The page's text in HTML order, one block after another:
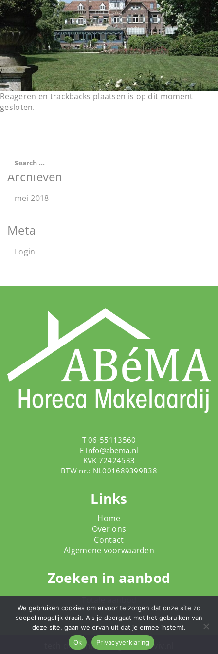
t
i
o
n
Reageren en trackbacks plaatsen is op dit moment
gesloten.
Archieven
mei 2018
Meta
Login
T 06-55113560
E info@abema.nl
KVK 72424583
BTW nr.: NL001689399B38
Links
Home
Over ons
Contact
Algemene voorwaarden
Zoeken in aanbod
dodo.nl |designstudioviv.nl
We gebruiken cookies om ervoor te zorgen dat onze site zo
soepel mogelijk draait. Als je doorgaat met het gebruiken van
deze site, gaan we ervan uit dat je ermee instemt.
Ok
Privacyverklaring